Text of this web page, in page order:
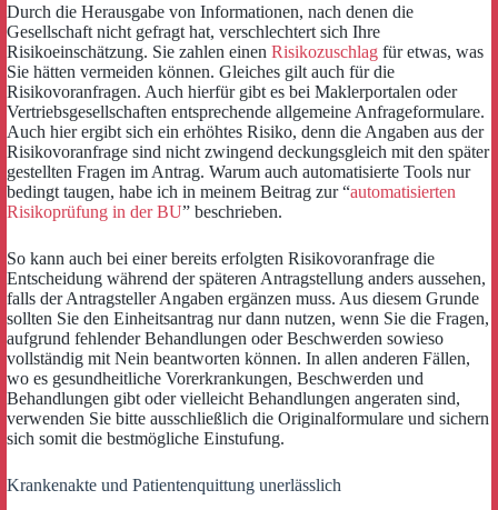
Durch die Herausgabe von Informationen, nach denen die
Gesellschaft nicht gefragt hat, verschlechtert sich Ihre
Risikoeinschätzung. Sie zahlen einen Risikozuschlag für etwas, was
Sie hätten vermeiden können. Gleiches gilt auch für die
Risikovoranfragen. Auch hierfür gibt es bei Maklerportalen oder
Vertriebsgesellschaften entsprechende allgemeine Anfrageformulare.
Auch hier ergibt sich ein erhöhtes Risiko, denn die Angaben aus der
Risikovoranfrage sind nicht zwingend deckungsgleich mit den später
gestellten Fragen im Antrag. Warum auch automatisierte Tools nur
bedingt taugen, habe ich in meinem Beitrag zur “automatisierten
Risikoprüfung in der BU” beschrieben.
So kann auch bei einer bereits erfolgten Risikovoranfrage die
Entscheidung während der späteren Antragstellung anders aussehen,
falls der Antragsteller Angaben ergänzen muss. Aus diesem Grunde
sollten Sie den Einheitsantrag nur dann nutzen, wenn Sie die Fragen,
aufgrund fehlender Behandlungen oder Beschwerden sowieso
vollständig mit Nein beantworten können. In allen anderen Fällen,
wo es gesundheitliche Vorerkrankungen, Beschwerden und
Behandlungen gibt oder vielleicht Behandlungen angeraten sind,
verwenden Sie bitte ausschließlich die Originalformulare und sichern
sich somit die bestmögliche Einstufung.
Krankenakte und Patientenquittung unerlässlich